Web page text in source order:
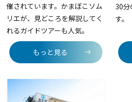
催されています。かまぼこソム
リエが、見どころを解説してく
れるガイドツアーも人気。
もっと見る
30分
す。